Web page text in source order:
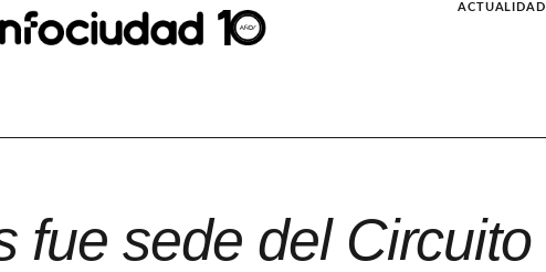
ACTUALIDAD
fue sede del Circuito